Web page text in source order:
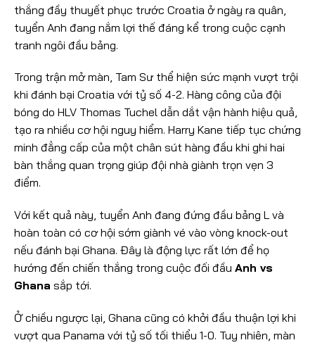
thắng đầy thuyết phục trước Croatia ở ngày ra quân,
tuyển Anh đang nắm lợi thế đáng kể trong cuộc cạnh
tranh ngôi đầu bảng.
Trong trận mở màn, Tam Sư thể hiện sức mạnh vượt trội
khi đánh bại Croatia với tỷ số 4-2. Hàng công của đội
bóng do HLV Thomas Tuchel dẫn dắt vận hành hiệu quả,
tạo ra nhiều cơ hội nguy hiểm. Harry Kane tiếp tục chứng
minh đẳng cấp của một chân sút hàng đầu khi ghi hai
bàn thắng quan trọng giúp đội nhà giành trọn vẹn 3
điểm.
Với kết quả này, tuyển Anh đang đứng đầu bảng L và
hoàn toàn có cơ hội sớm giành vé vào vòng knock-out
nếu đánh bại Ghana. Đây là động lực rất lớn để họ
hướng đến chiến thắng trong cuộc đối đầu Anh vs
Ghana sắp tới.
Ở chiều ngược lại, Ghana cũng có khởi đầu thuận lợi khi
vượt qua Panama với tỷ số tối thiểu 1-0. Tuy nhiên, màn